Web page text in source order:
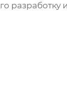
разработку